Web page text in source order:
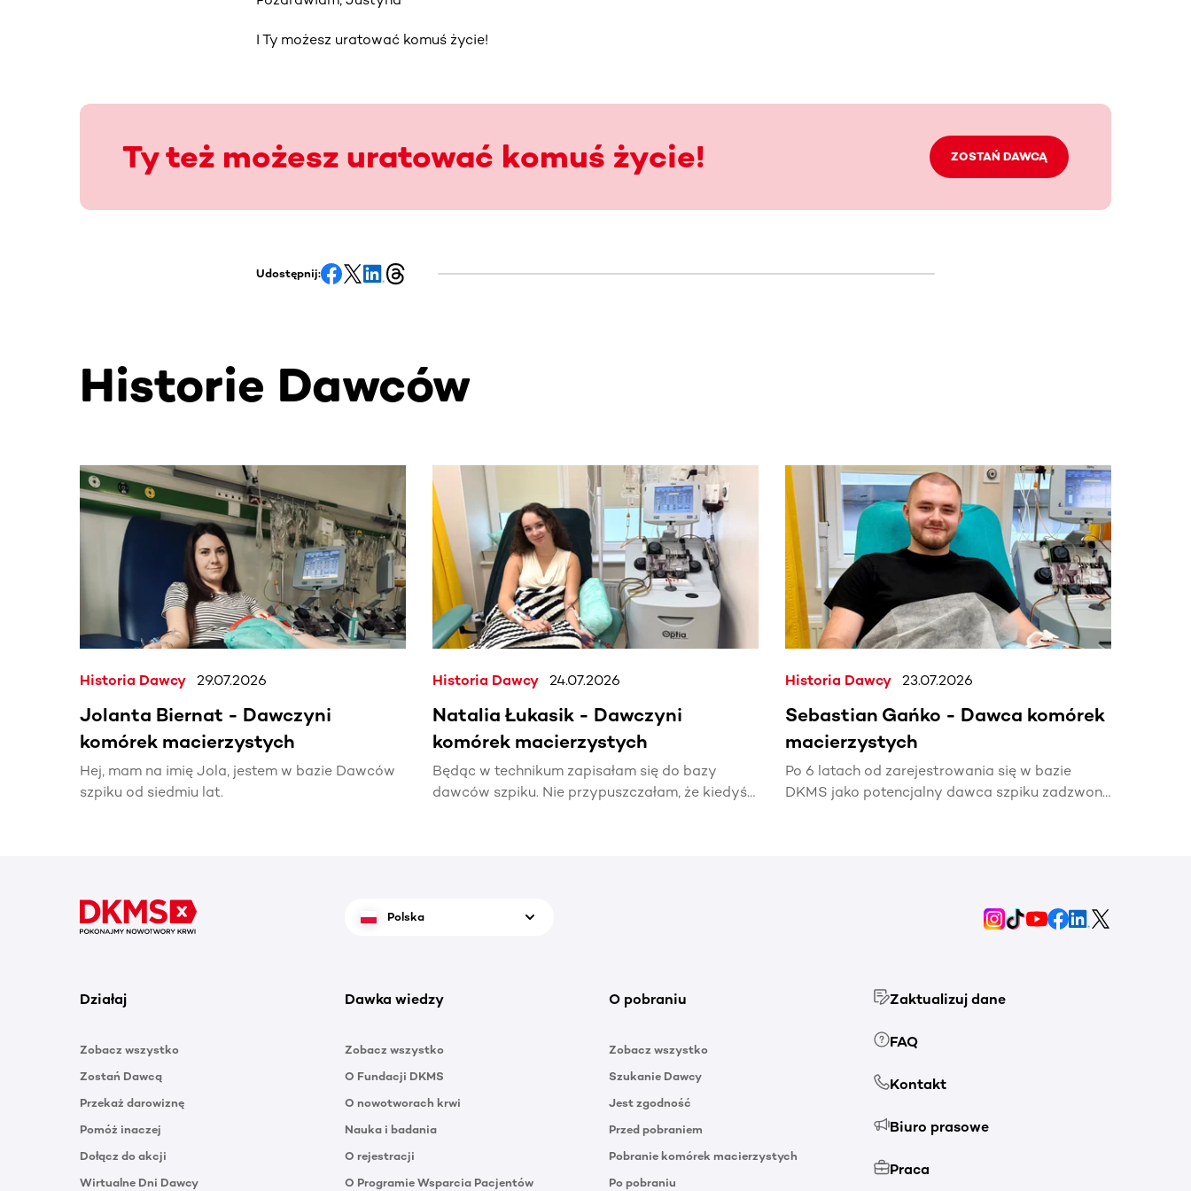
I Ty możesz uratować komuś życie!
Ty też możesz uratować komuś życie! ZOSTAŃ DAWCĄ
Udostępnij:
Historie Dawców
Ta sekcja zawiera treści przewijane w poziomie. Użyj klawisza Tab lub przesuń palcem, aby zobaczyć więcej.
Historia Dawcy 29.07.2026
Jolanta Biernat - Dawczyni
komórek macierzystych
Hej, mam na imię Jola, jestem w bazie Dawców
szpiku od siedmiu lat.
Historia Dawcy 24.07.2026
Natalia Łukasik - Dawczyni
komórek macierzystych
Będąc w technikum zapisałam się do bazy
dawców szpiku. Nie przypuszczałam, że kiedyś
Historia Dawcy 23.07.2026
Sebastian Gańko - Dawca komórek
macierzystych
Po 6 latach od zarejestrowania się w bazie
DKMS jako potencjalny dawca szpiku zadzwonił
Polska
Działaj
Zobacz wszystko
Zostań Dawcą
Przekaż darowiznę
Pomóż inaczej
Dołącz do akcji
Wirtualne Dni Dawcy
Dawka wiedzy
Zobacz wszystko
O Fundacji DKMS
O nowotworach krwi
Nauka i badania
O rejestracji
O Programie Wsparcia Pacjentów
O pobraniu
Zobacz wszystko
Szukanie Dawcy
Jest zgodność
Przed pobraniem
Pobranie komórek macierzystych
Po pobraniu
Zaktualizuj dane
FAQ
Kontakt
Biuro prasowe
Praca